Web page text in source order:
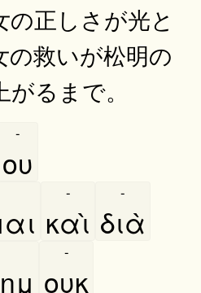
の正しさが光と
の救いが松明の
るまで。
ου
-
καὶ
-
διὰ
-
ουκ
-